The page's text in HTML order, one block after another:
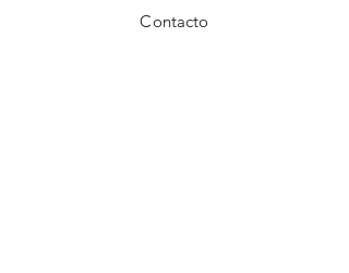
Contacto